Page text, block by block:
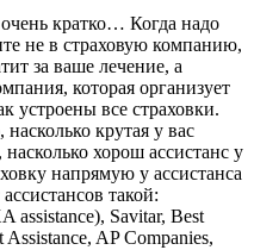
кратко… Когда надо
не в страховую компанию,
за ваше лечение, а
которая организует
устроены все страховки.
крутая у вас
хорош ассистанс у
напрямую у ассистанса
такой:
Savitar, Best
AP Companies,